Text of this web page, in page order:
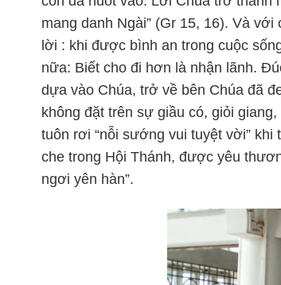
mang danh Ngài” (Gr 15, 16). Và
lời : khi được bình an trong cuộc
nữa: Biết cho đi hơn là nhận lãnh.
dựa vào Chúa, trở về bên Chúa đã
không đặt trên sự giầu có, giỏi
tuôn rơi “nỗi sướng vui tuyệt vời”
che trong Hội Thánh, được yêu
ngơi yên hàn”.